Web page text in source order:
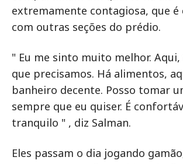
extremamente contagiosa, que é
com outras seções do prédio.
" Eu me sinto muito melhor.
que precisamos. Há alimentos,
banheiro decente. Posso tomar
sempre que eu quiser. É
tranquilo " , diz Salman.
Eles passam o dia jogando